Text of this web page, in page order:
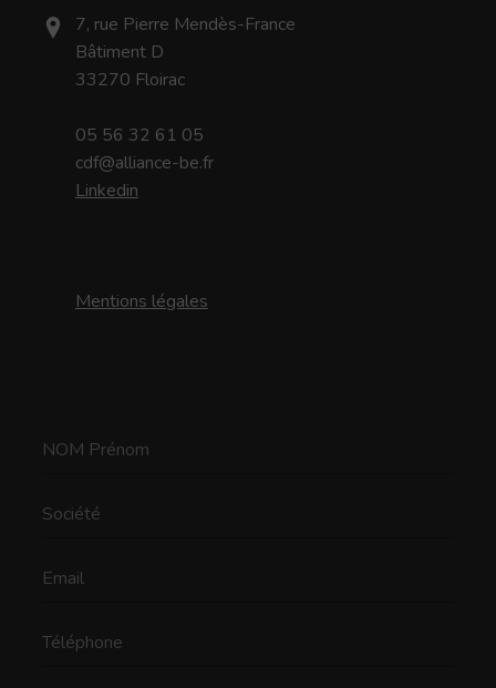
7, rue Pierre Mendès-France
Bâtiment D
33270 Floirac
05 56 32 61 05
cdf@alliance-be.fr
Linkedin
Mentions légales